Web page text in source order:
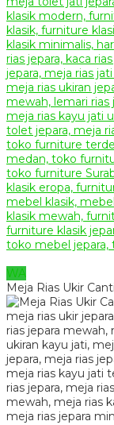
WA
Meja Rias Ukir